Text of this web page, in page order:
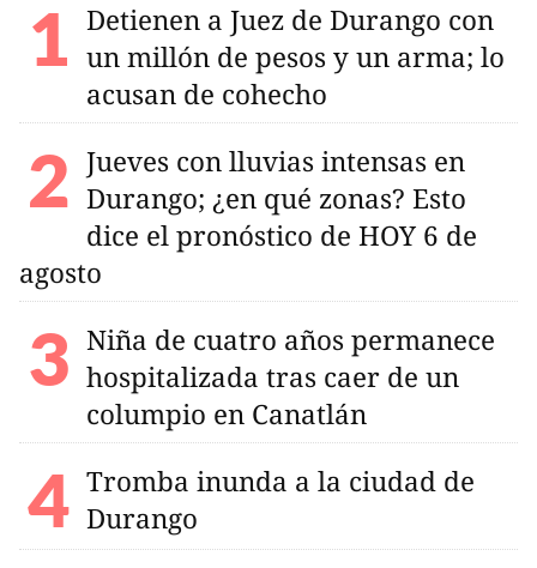
Detienen a Juez de Durango con
un millón de pesos y un arma; lo
acusan de cohecho
Jueves con lluvias intensas en
Durango; ¿en qué zonas? Esto
dice el pronóstico de HOY 6 de
agosto
Niña de cuatro años permanece
hospitalizada tras caer de un
columpio en Canatlán
Tromba inunda a la ciudad de
Durango